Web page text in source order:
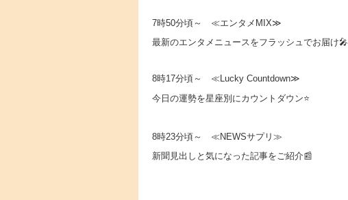
7時50分頃～ ≪エンタメMIX≫
最新のエンタメニュースをフラッシュでお届け🎤
8時17分頃～ ≪Lucky Countdown≫
今日の運勢を星座別にカウントダウン⭐
8時23分頃～ ≪NEWSサプリ≫
新聞見出しと気になった記事をご紹介📰